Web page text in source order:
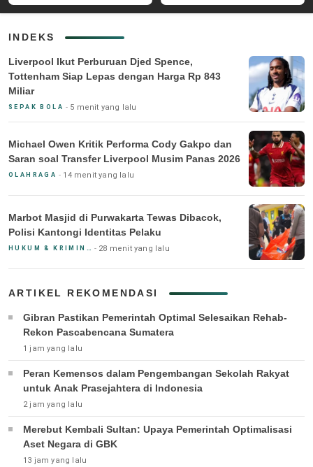
INDEKS
Liverpool Ikut Perburuan Djed Spence,
Tottenham Siap Lepas dengan Harga Rp 843
Miliar
SEPAK BOLA 5 menit yang lalu
Michael Owen Kritik Performa Cody Gakpo dan
Saran soal Transfer Liverpool Musim Panas 2026
OLAHRAGA 14 menit yang lalu
Marbot Masjid di Purwakarta Tewas Dibacok,
Polisi Kantongi Identitas Pelaku
28 menit yang lalu
ARTIKEL REKOMENDASI
Gibran Pastikan Pemerintah Optimal Selesaikan Rehab-
Rekon Pascabencana Sumatera
1 jam yang lalu
Peran Kemensos dalam Pengembangan Sekolah Rakyat
untuk Anak Prasejahtera di Indonesia
2 jam yang lalu
Merebut Kembali Sultan: Upaya Pemerintah Optimalisasi
Aset Negara di GBK
13 jam yang lalu